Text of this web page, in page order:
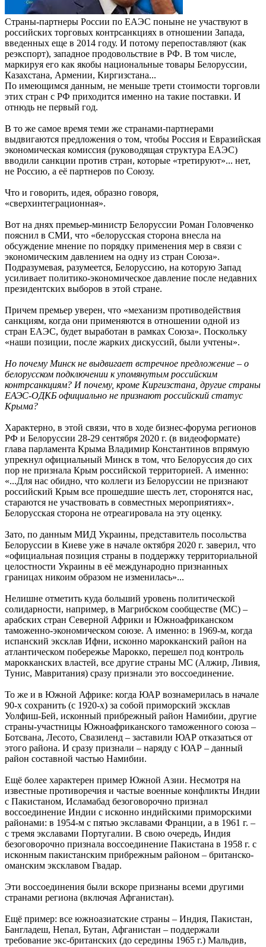
Страны-партнеры России по ЕАЭС поныне не участвуют в
российских торговых контрсанкциях в отношении Запада,
введенных еще в 2014 году. И потому перепоставляют (как
реэкспорт), западное продовольствие в РФ. В том числе,
маркируя его как якобы национальные товары Белоруссии,
Казахстана, Армении, Киргизстана...
По имеющимся данным, не меньше трети стоимости торговли
этих стран с РФ приходится именно на такие поставки. И
отнюдь не первый год.
В то же самое время теми же странами-партнерами
выдвигаются предложения о том, чтобы Россия и Евразийская
экономическая комиссия (руководящая структура ЕАЭС)
вводили санкции против стран, которые «третируют»... нет,
не Россию, а её партнеров по Союзу.
Что и говорить, идея, образно говоря,
«сверхинтеграционная».
Вот на днях премьер-министр Белоруссии Роман Головченко
пояснил в СМИ, что «белорусская сторона внесла на
обсуждение мнение по порядку применения мер в связи с
экономическим давлением на одну из стран Союза».
Подразумевая, разумеется, Белоруссию, на которую Запад
усиливает политико-экономическое давление после недавних
президентских выборов в этой стране.
Причем премьер уверен, что «механизм противодействия
санкциям, когда они применяются в отношении одной из
стран ЕАЭС, будет выработан в рамках Союза». Поскольку
«наши позиции, после жарких дискуссий, были учтены».
Но почему Минск не выдвигает встречное предложение – о
белорусском подключении к упомянутым российским
контрсанкциям? И почему, кроме Киргизстана, другие страны
ЕАЭС-ОДКБ официально не признают российский статус
Крыма?
Характерно, в этой связи, что в ходе бизнес-форума регионов
РФ и Белоруссии 28-29 сентября 2020 г. (в видеоформате)
глава парламента Крыма Владимир Константинов впрямую
упрекнул официальный Минск в том, что Белоруссия до сих
пор не признала Крым российской территорией. А именно:
«...Для нас обидно, что коллеги из Белоруссии не признают
российский Крым все прошедшие шесть лет, сторонятся нас,
стараются не участвовать в совместных мероприятиях».
Белорусская сторона не отреагировала на эту оценку.
Зато, по данным МИД Украины, представитель посольства
Белоруссии в Киеве уже в начале октября 2020 г. заверил, что
«официальная позиция страны в поддержку территориальной
целостности Украины в её международно признанных
границах никоим образом не изменилась»...
Нелишне отметить куда больший уровень политической
солидарности, например, в Магрибском сообществе (МС) –
арабских стран Северной Африки и Южноафриканском
таможенно-экономическом союзе. А именно: в 1969-м, когда
испанский эксклав Ифни, исконно марокканский район на
атлантическом побережье Марокко, перешел под контроль
марокканских властей, все другие страны МС (Алжир, Ливия,
Тунис, Мавритания) сразу признали это воссоединение.
То же и в Южной Африке: когда ЮАР вознамерилась в начале
90-х сохранить (с 1920-х) за собой приморский эксклав
Уолфиш-Бей, исконный прибрежный район Намибии, другие
страны-участницы Южноафриканского таможенного союза –
Ботсвана, Лесото, Свазиленд – заставили ЮАР отказаться от
этого района. И сразу признали – наряду с ЮАР – данный
район составной частью Намибии.
Ещё более характерен пример Южной Азии. Несмотря на
известные противоречия и частые военные конфликты Индии
с Пакистаном, Исламабад безоговорочно признал
воссоединение Индии с исконно индийскими приморскими
районами: в 1954-м с пятью экславами Франции, а в 1961 г. –
с тремя экславами Португалии. В свою очередь, Индия
безоговорочно признала воссоединение Пакистана в 1958 г. с
исконным пакистанским прибрежным районом – британско-
оманским эксклавом Гвадар.
Эти воссоединения были вскоре признаны всеми другими
странами региона (включая Афганистан).
Ещё пример: все южноазиатские страны – Индия, Пакистан,
Бангладеш, Непал, Бутан, Афганистан – поддержали
требование экс-британских (до середины 1965 г.) Мальдив,